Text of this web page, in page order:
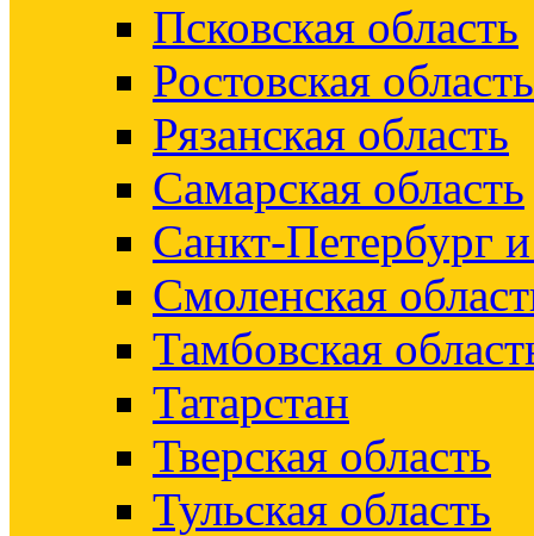
Псковская область
Ростовская область
Рязанская область
Самарская область
Санкт-Петербург
Смоленская
Тамбовская
Татарстан
Тверская область
Тульская область